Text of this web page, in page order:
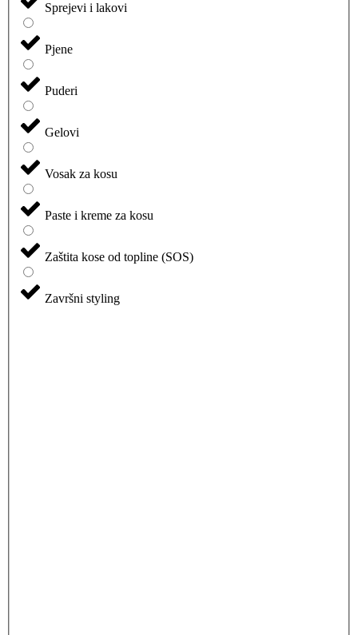
Sprejevi i lakovi
Pjene
Puderi
Gelovi
Vosak za kosu
Paste i kreme za kosu
Zaštita kose od topline (SOS)
Završni styling